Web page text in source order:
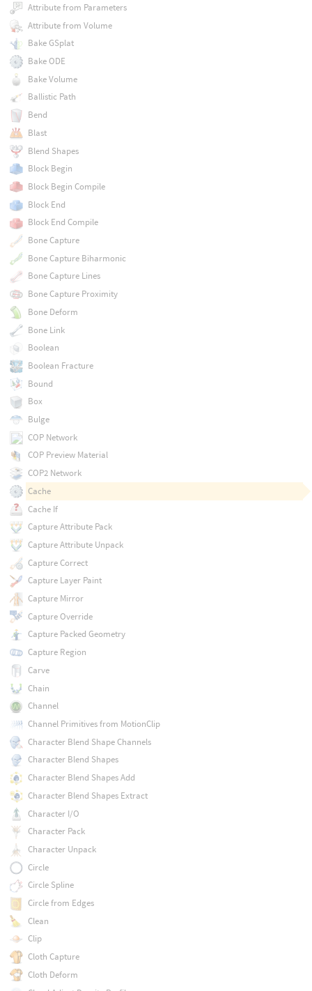
Attribute from Parameters
Attribute from Volume
Bake GSplat
Bake ODE
Bake Volume
Ballistic Path
Bend
Blast
Blend Shapes
Block Begin
Block Begin Compile
Block End
Block End Compile
Bone Capture
Bone Capture Biharmonic
Bone Capture Lines
Bone Capture Proximity
Bone Deform
Bone Link
Boolean
Boolean Fracture
Bound
Box
Bulge
COP Network
COP Preview Material
COP2 Network
Cache
Cache If
Capture Attribute Pack
Capture Attribute Unpack
Capture Correct
Capture Layer Paint
Capture Mirror
Capture Override
Capture Packed Geometry
Capture Region
Carve
Chain
Channel
Channel Primitives from MotionClip
Character Blend Shape Channels
Character Blend Shapes
Character Blend Shapes Add
Character Blend Shapes Extract
Character I/O
Character Pack
Character Unpack
Circle
Circle Spline
Circle from Edges
Clean
Clip
Cloth Capture
Cloth Deform